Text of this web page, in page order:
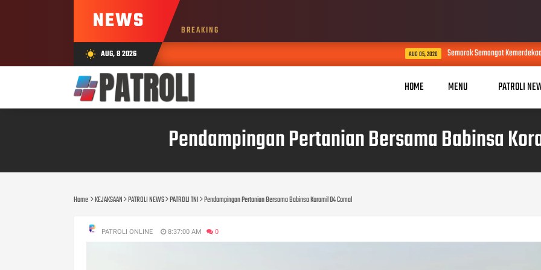
NEWS BREAKING
wb_sunny AUG, 8 2026 Semarak Semangat Kemerdekaan, Desa Cibodas
HOME MENU PATROLI
Pendampingan Pertanian Bersama Babinsa
Home KEJAKSAAN PATROLI NEWS PATROLI TNI Pendampingan Pertanian Bersama Babinsa Koramil 04 Comal
PATROLI ONLINE 8:37:00 AM 0